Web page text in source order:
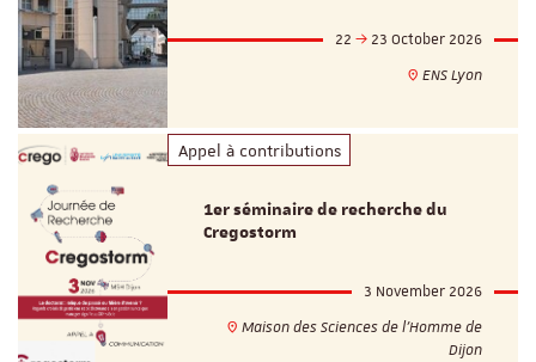
22
23 October 2026
ENS Lyon
Appel à contributions
1er séminaire de recherche du
Cregostorm
3 November 2026
Maison des Sciences de l'Homme de
Dijon